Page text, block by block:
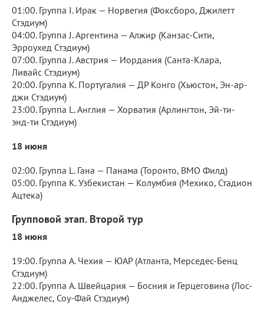
01:00. Группа I. Ирак — Норвегия (Фоксборо, Джилетт
Стэдиум)
04:00. Группа J. Аргентина — Алжир (Канзас-Сити,
Эрроухед Стэдиум)
07:00. Группа J. Австрия — Иордания (Санта-Клара,
Ливайс Стэдиум)
20:00. Группа K. Португалия — ДР Конго (Хьюстон, Эн-ар-
джи Стэдиум)
23:00. Группа L. Англия — Хорватия (Арлингтон, Эй-ти-
энд-ти Стэдиум)
18 июня
02:00. Группа L. Гана — Панама (Торонто, BMO Филд)
05:00. Группа K. Узбекистан — Колумбия (Мехико, Стадион
Ацтека)
Групповой этап. Второй тур
18 июня
19:00. Группа A. Чехия — ЮАР (Атланта, Мерседес-Бенц
Стэдиум)
22:00. Группа A. Швейцария — Босния и Герцеговина (Лос-
Анджелес, Соу-Фай Стэдиум)